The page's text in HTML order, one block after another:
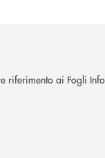
riferimento ai Fogli